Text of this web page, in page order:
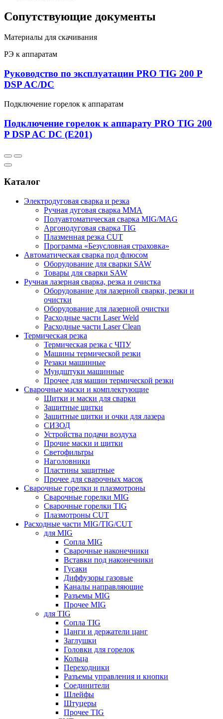
Сопутствующие документы
Материалы для скачивания
РЭ к аппаратам
Руководство по эксплуатации PRO TIG 200 P
DSP AC/DC
Подключение горелок к аппаратам
Подключение горелок к аппарату PRO TIG 200
P DSP AC DC (E201)
Каталог
Электродуговая сварка и резка
Ручная дуговая сварка MMA
Полуавтоматическая сварка MIG/MAG
Аргонодуговая сварка TIG
Плазменная резка CUT
Программа «Безусловная страховка»
Автоматическая сварка под флюсом
Оборудование для сварки SAW
Товары для сварки SAW
Ручная лазерная сварка, резка и очистка
Оборудование для лазерной сварки, резки и
очистки
Оборудование для лазерной очистки
Расходные части Laser Weld
Расходные части Laser Clean
Термическая резка
Термическая резка с ЧПУ
Машины термической резки
Резаки машинные
Мундштуки машинные
Прочее для машин термической резки
Сварочные маски и комплектующие
Щитки и маски для сварки
Защитные щитки
Защитные щитки и очки для лазера
СИЗОД
Устройства подачи воздуха
Прочие маски и щитки
Светофильтры
Наголовники
Пластины защитные
Прочее для сварочных масок
Сварочные горелки и плазмотроны
Сварочные горелки MIG
Сварочные горелки TIG
Плазмотроны CUT
Расходные части MIG/TIG/CUT
для MIG
Сопла MIG
Сварочные наконечники
Вставки под наконечники
Гусаки
Диффузоры газовые
Каналы направляющие
Разъемы MIG
Прочее MIG
для TIG
Сопла TIG
Цанги и держатели цанг
Заглушки
Головки для горелок
Кольца
Переходники
Разъемы управления и кнопки
Соединители
Шлейфы
Штуцеры
Прочее TIG